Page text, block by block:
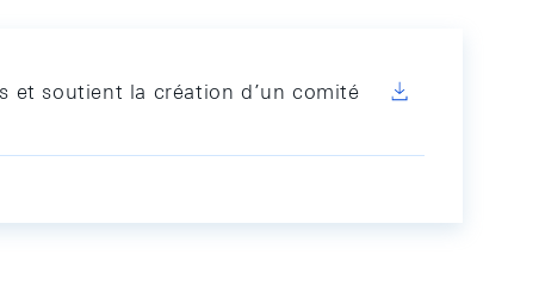
et soutient la création d’un comité